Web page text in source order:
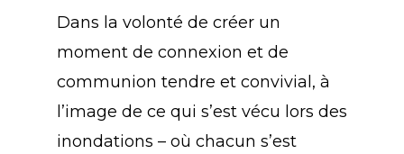
Dans la volonté de créer un
moment de connexion et de
communion tendre et convivial, à
l’image de ce qui s’est vécu lors des
inondations – où chacun s’est